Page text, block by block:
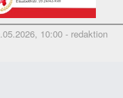
10:00 - redaktion